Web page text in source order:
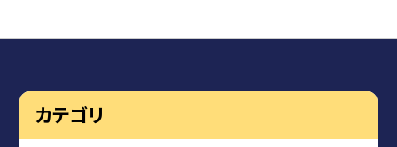
カテゴリ